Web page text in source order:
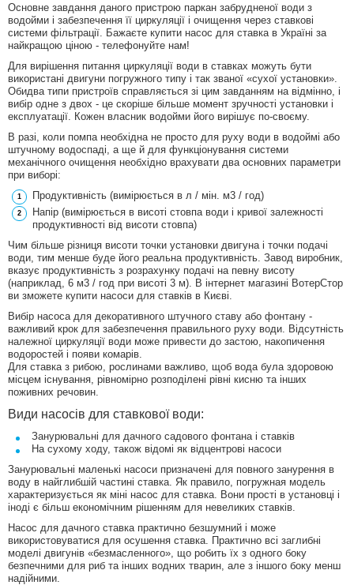
Основне завдання даного пристрою паркан забрудненої води з
водойми і забезпечення її циркуляції і очищення через ставкові
системи фільтрації. Бажаєте купити насос для ставка в Україні за
найкращою ціною - телефонуйте нам!
Для вирішення питання циркуляції води в ставках можуть бути
використані двигуни погружного типу і так званої «сухої установки».
Обидва типи пристроїв справляється зі цим завданням на відмінно, і
вибір одне з двох - це скоріше більше момент зручності установки і
експлуатації. Кожен власник водойми його вирішує по-своєму.
В разі, коли помпа необхідна не просто для руху води в водоймі або
штучному водоспаді, а ще й для функціонування системи
механічного очищення необхідно врахувати два основних параметри
при виборі:
Продуктивність (вимірюється в л / мін. м3 / год)
Напір (вимірюється в висоті стовпа води і кривої залежності
продуктивності від висоти стовпа)
Чим більше різниця висоти точки установки двигуна і точки подачі
води, тим менше буде його реальна продуктивність. Завод виробник,
вказує продуктивність з розрахунку подачі на певну висоту
(наприклад, 6 м3 / год при висоті 3 м). В інтернет магазині ВотерСтор
ви зможете купити насоси для ставків в Києві.
Вибір насоса для декоративного штучного ставу або фонтану -
важливий крок для забезпечення правильного руху води. Відсутність
належної циркуляції води може привести до застою, накопичення
водоростей і появи комарів.
Для ставка з рибою, рослинами важливо, щоб вода була здоровою
місцем існування, рівномірно розподілені рівні кисню та інших
поживних речовин.
Види насосів для ставкової води:
Занурювальні для дачного садового фонтана і ставків
На сухому ходу, також відомі як відцентрові насоси
Занурювальні маленькі насоси призначені для повного занурення в
воду в найглибшій частині ставка. Як правило, погружная модель
характеризується як міні насос для ставка. Вони прості в установці і
іноді є більш економічним рішенням для невеликих ставків.
Насос для дачного ставка практично безшумний і може
використовуватися для осушення ставка. Практично всі заглибні
моделі двигунів «безмасленного», що робить їх з одного боку
безпечними для риб та інших водних тварин, але з іншого боку менш
надійними.